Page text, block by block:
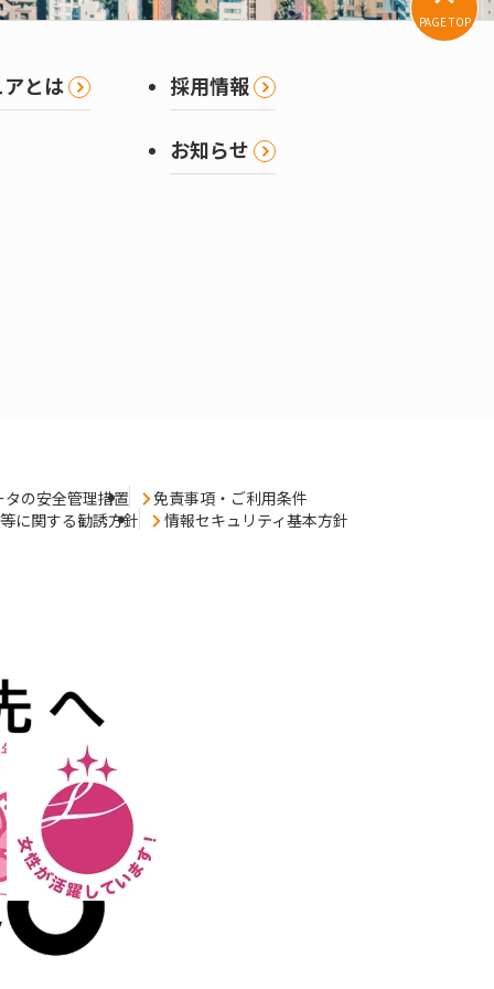
PAGE TOP
とは 採用情報
お知らせ
の安全管理措置
免責事項・ご利用条件
に関する勧誘方針
情報セキュリティ基本方針